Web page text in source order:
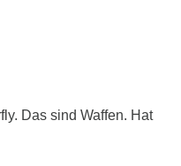
Das sind Waffen. Hat